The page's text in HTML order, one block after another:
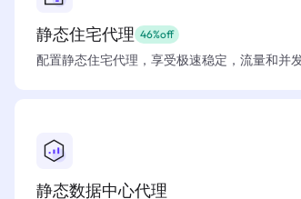
静态住宅代理 46%off
配置静态住宅代理，享受极速稳定，流量和并
静态数据中心代理